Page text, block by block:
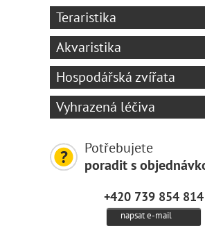
Teraristika
Akvaristika
Hospodářská zvířata
Vyhrazená léčiva
Potřebujete
poradit s
+420 739 854 814
napsat e-mail